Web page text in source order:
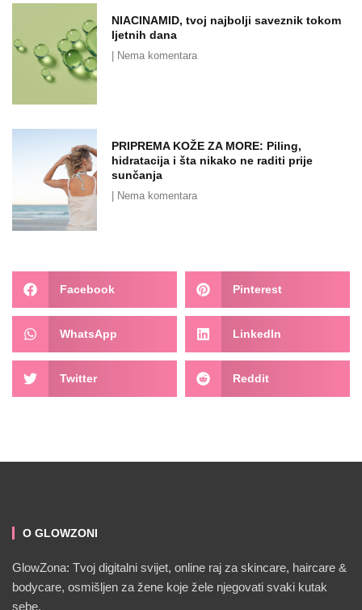
NIACINAMID, tvoj najbolji saveznik tokom
ljetnih dana
Nema komentara
PRIPREMA KOŽE ZA MORE: Piling,
hidratacija i šta nikako ne raditi prije
sunčanja
Nema komentara
Facebook Pinterest
WhatsApp LinkedIn
Twitter Reddit
O GLOWZONI
GlowZona: Tvoj digitalni svijet, online raj za skincare, haircare &
bodycare, osmišljen za žene koje žele njegovati svaki kutak
sebe.